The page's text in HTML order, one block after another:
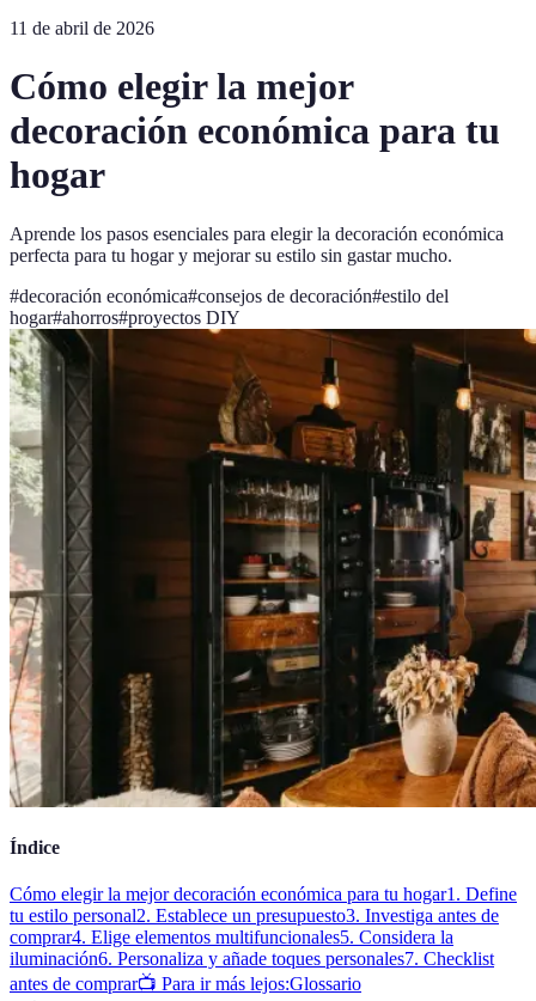
11 de abril de 2026
Cómo elegir la mejor
decoración económica para tu
hogar
Aprende los pasos esenciales para elegir la decoración económica
perfecta para tu hogar y mejorar su estilo sin gastar mucho.
#decoración económica#consejos de decoración#estilo del
hogar#ahorros#proyectos DIY
Índice
Cómo elegir la mejor decoración económica para tu hogar1. Define
tu estilo personal2. Establece un presupuesto3. Investiga antes de
comprar4. Elige elementos multifuncionales5. Considera la
iluminación6. Personaliza y añade toques personales7. Checklist
antes de comprar📺 Para ir más lejos:Glossario